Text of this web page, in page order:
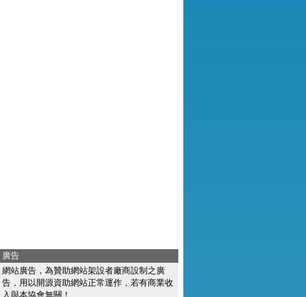
廣告
網站廣告，為贊助網站架設者廠商設制之廣
告，用以開源資助網站正常運作，若有商業收
入與本協會無關！